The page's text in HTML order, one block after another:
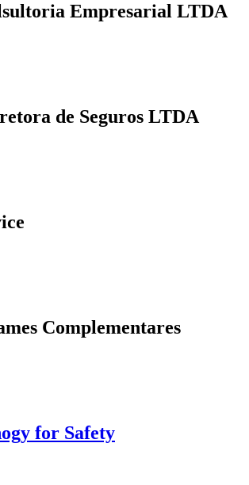
Empresarial LTDA
de Seguros LTDA
Complementares
for Safety